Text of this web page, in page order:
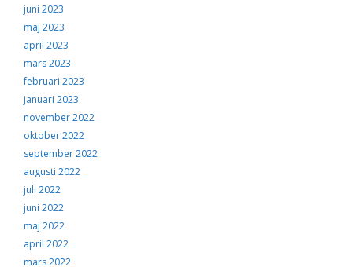
juni 2023
maj 2023
april 2023
mars 2023
februari 2023
januari 2023
november 2022
oktober 2022
september 2022
augusti 2022
juli 2022
juni 2022
maj 2022
april 2022
mars 2022